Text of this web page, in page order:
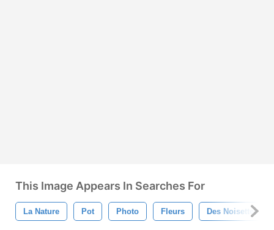
This Image Appears In Searches For
La Nature Pot Photo Fleurs Des Noisettes